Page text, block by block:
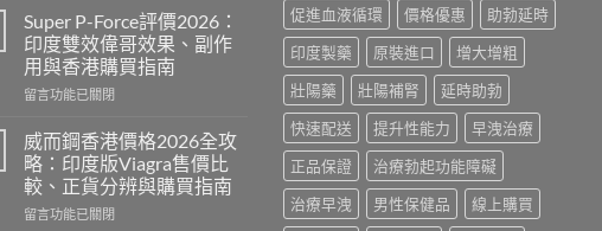
Super P-Force評價2026：
印度雙效偉哥效果、副作
用與香港購買指南
在
P-
Force
評
價
2026：
留言功能已關閉
威而鋼香港價格2026全攻
略：印度版Viagra售價比
較、正貨分辨與購買指南
在
留言功能已關閉
促進血液循環 價格優惠
助勃延時
印度製藥
原裝進口
增大增粗
壯陽藥
壯陽補腎
延時助勃
快速配送
提升性能力
早洩治療
正品保證
治療勃起功能障礙
治療早洩
男性保健品
線上購買